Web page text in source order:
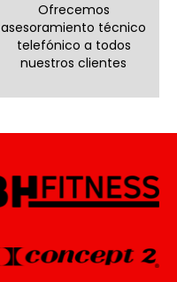
Ofrecemos
asesoramiento técnico
telefónico a todos
nuestros clientes